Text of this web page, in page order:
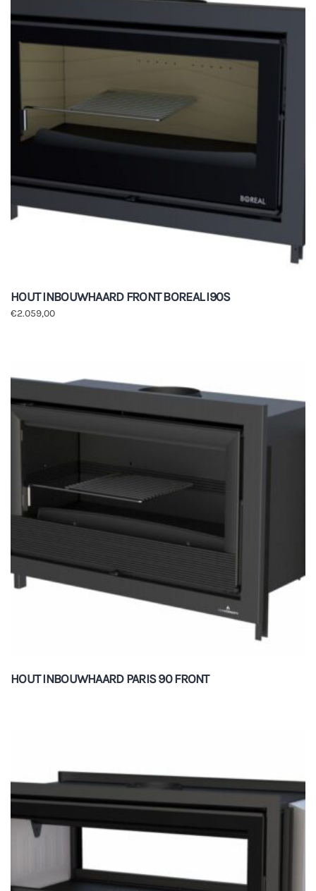
HOUT INBOUWHAARD FRONT BOREAL I90S
€2.059,00
HOUT INBOUWHAARD PARIS 90 FRONT